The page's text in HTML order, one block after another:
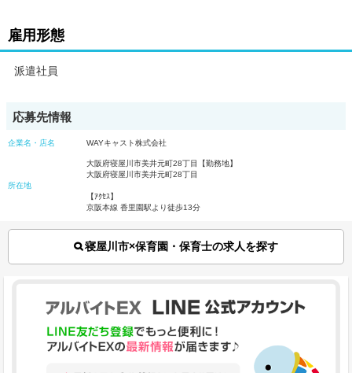
雇用形態
派遣社員
応募先情報
企業名・店名 WAYキャスト株式会社
所在地
大阪府寝屋川市美井元町28丁目【勤務地】
大阪府寝屋川市美井元町28丁目
【ｱｸｾｽ】
京阪本線 香里園駅より徒歩13分
寝屋川市×保育園・保育士の求人を探す